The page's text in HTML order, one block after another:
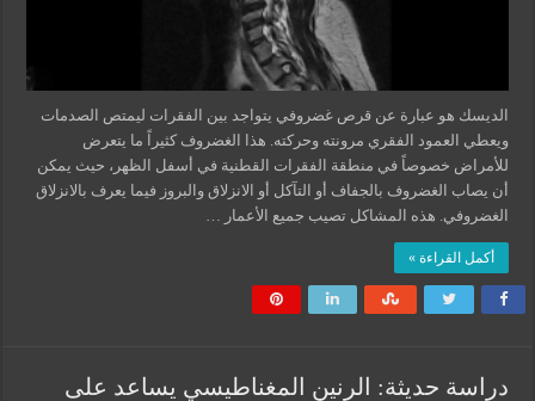
الديسك هو عبارة عن قرص غضروفي يتواجد بين الفقرات ليمتص الصدمات
ويعطي العمود الفقري مرونته وحركته. هذا الغضروف كثيراً ما يتعرض
للأمراض خصوصاً في منطقة الفقرات القطنية في أسفل الظهر، حيث يمكن
أن يصاب الغضروف بالجفاف أو التآكل أو الانزلاق والبروز فيما يعرف بالانزلاق
الغضروفي. هذه المشاكل تصيب جميع الأعمار …
أكمل القراءة »
دراسة حديثة: الرنين المغناطيسي يساعد على